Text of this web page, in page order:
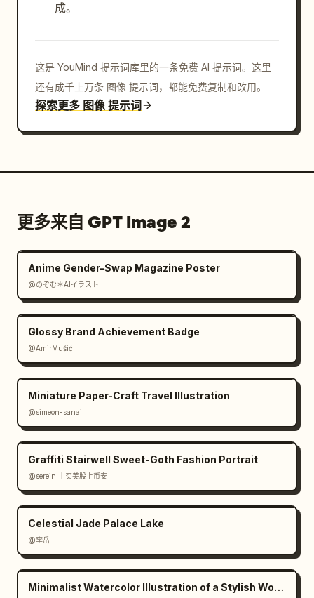
成。
这是 YouMind 提示词库里的一条免费 AI 提示词。这里
还有成千上万条 图像 提示词，都能免费复制和改用。
探索更多 图像 提示词
更多来自 GPT Image 2
Anime Gender-Swap Magazine Poster
@のぞむ＊AIイラスト
Glossy Brand Achievement Badge
@AmirMušić
Miniature Paper-Craft Travel Illustration
@simeon-sanai
Graffiti Stairwell Sweet-Goth Fashion Portrait
@serein ｜买美股上币安
Celestial Jade Palace Lake
@李岳
Minimalist Watercolor Illustration of a Stylish Woman